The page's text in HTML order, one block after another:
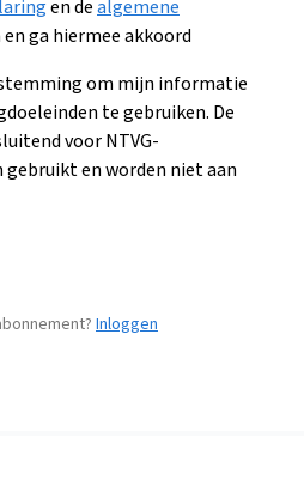
en dealgemene
ga hiermee akkoord
om mijn informatie
te gebruiken. De
voor NTVG-
en worden niet aan
Inloggen